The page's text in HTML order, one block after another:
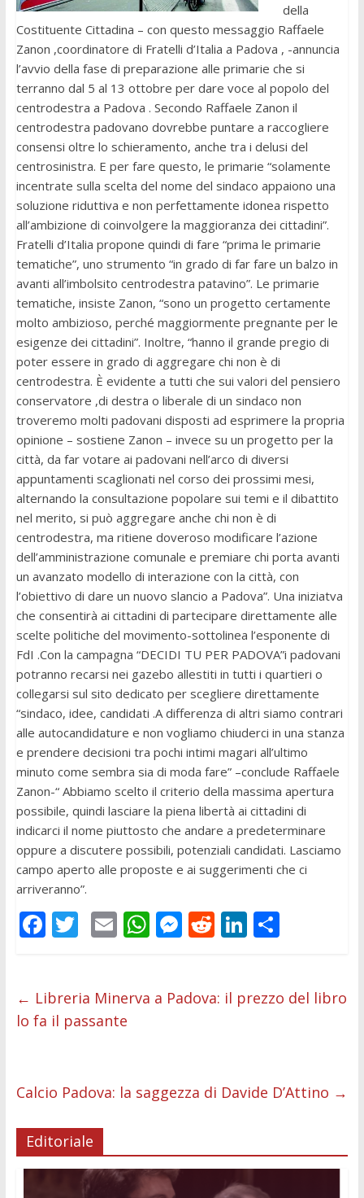
della
Costituente Cittadina – con questo messaggio Raffaele
Zanon ,coordinatore di Fratelli d’Italia a Padova , -annuncia
l’avvio della fase di preparazione alle primarie che si
terranno dal 5 al 13 ottobre per dare voce al popolo del
centrodestra a Padova . Secondo Raffaele Zanon il
centrodestra padovano dovrebbe puntare a raccogliere
consensi oltre lo schieramento, anche tra i delusi del
centrosinistra. E per fare questo, le primarie “solamente
incentrate sulla scelta del nome del sindaco appaiono una
soluzione riduttiva e non perfettamente idonea rispetto
all’ambizione di coinvolgere la maggioranza dei cittadini”.
Fratelli d’Italia propone quindi di fare “prima le primarie
tematiche”, uno strumento “in grado di far fare un balzo in
avanti all’imbolsito centrodestra patavino”. Le primarie
tematiche, insiste Zanon, “sono un progetto certamente
molto ambizioso, perché maggiormente pregnante per le
esigenze dei cittadini”. Inoltre, “hanno il grande pregio di
poter essere in grado di aggregare chi non è di
centrodestra. È evidente a tutti che sui valori del pensiero
conservatore ,di destra o liberale di un sindaco non
troveremo molti padovani disposti ad esprimere la propria
opinione – sostiene Zanon – invece su un progetto per la
città, da far votare ai padovani nell’arco di diversi
appuntamenti scaglionati nel corso dei prossimi mesi,
alternando la consultazione popolare sui temi e il dibattito
nel merito, si può aggregare anche chi non è di
centrodestra, ma ritiene doveroso modificare l’azione
dell’amministrazione comunale e premiare chi porta avanti
un avanzato modello di interazione con la città, con
l’obiettivo di dare un nuovo slancio a Padova”. Una iniziatva
che consentirà ai cittadini di partecipare direttamente alle
scelte politiche del movimento-sottolinea l’esponente di
FdI .Con la campagna “DECIDI TU PER PADOVA”i padovani
potranno recarsi nei gazebo allestiti in tutti i quartieri o
collegarsi sul sito dedicato per scegliere direttamente
“sindaco, idee, candidati .A differenza di altri siamo contrari
alle autocandidature e non vogliamo chiuderci in una stanza
e prendere decisioni tra pochi intimi magari all’ultimo
minuto come sembra sia di moda fare” –conclude Raffaele
Zanon-“ Abbiamo scelto il criterio della massima apertura
possibile, quindi lasciare la piena libertà ai cittadini di
indicarci il nome piuttosto che andare a predeterminare
oppure a discutere possibili, potenziali candidati. Lasciamo
campo aperto alle proposte e ai suggerimenti che ci
arriveranno”.
F
b
o
k
T
er
E
l
W
s
p
M
e
er
R
di
Li
e
C
di
← Libreria Minerva a Padova: il prezzo del libro
lo fa il passante
Calcio Padova: la saggezza di Davide D’Attino →
Editoriale